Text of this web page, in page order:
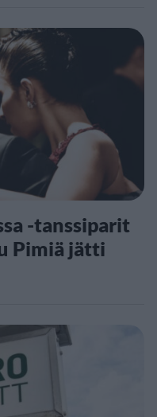
-tanssiparit
Pimiä jätti